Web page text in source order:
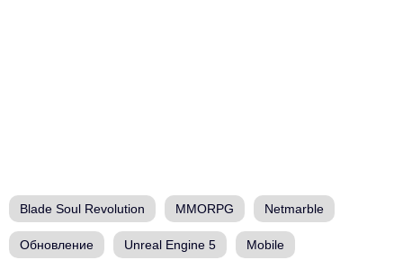
Blade Soul Revolution MMORPG Netmarble
Обновление Unreal Engine 5 Mobile